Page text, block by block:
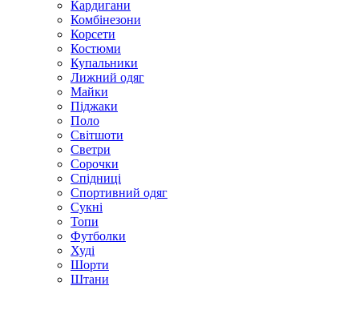
Кардигани
Комбінезони
Корсети
Костюми
Купальники
Лижний одяг
Майки
Піджаки
Поло
Світшоти
Светри
Сорочки
Спідниці
Спортивний одяг
Сукні
Топи
Футболки
Худі
Шорти
Штани